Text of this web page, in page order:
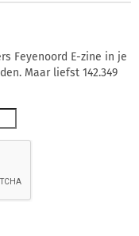
Feyenoord E-zine in je
Maar liefst 142.349